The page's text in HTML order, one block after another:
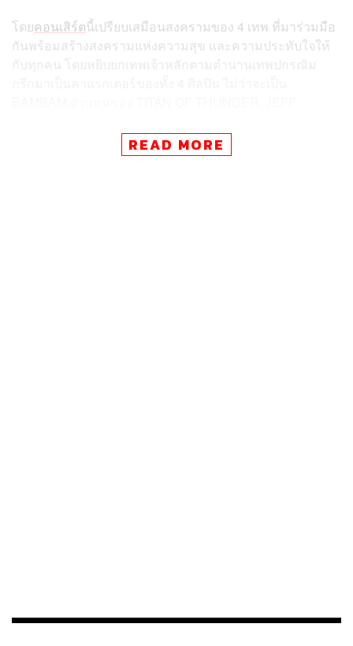
โดยคอนเสิร์ตนี้เปรียบเสมือนสงครามของ 4 เทพ ที่มาร่วมมือ
กันพร้อมสร้างสงครามแห่งความสุข และความประทับใจให้
กับทุกคน โดยหยิบยกเทพเจ้าหลักตามตำนานเทพปกรณัม
ตัวแทนของ TITAN OF THE OCEAN และ TIMETHAI
ตัวแทนของ TITAN OF WAR
READ MORE